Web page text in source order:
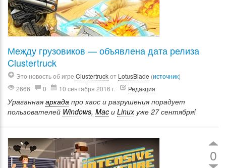
Между грузовиков — объявлена дата релиза
Clustertruck
Это новость об игре Clustertruckот LotusBlade (источник)
2666
0 10 сентября 2016 г. Редакция
Ураганная аркада про хаос и разрушения порадует
пользователей Windows, Mac и Linuxуже 27 сентября!
0